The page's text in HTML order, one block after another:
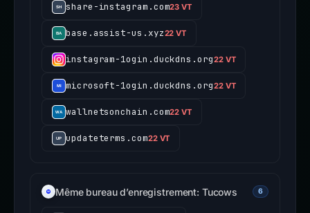
share-instagram.com23 VT
base.assist-us.xyz22 VT
instagram-1ogin.duckdns.org22 VT
microsoft-1ogin.duckdns.org22 VT
wallnetsonchain.com22 VT
updateterms.com22 VT
Même bureau d’enregistrement: Tucows 6